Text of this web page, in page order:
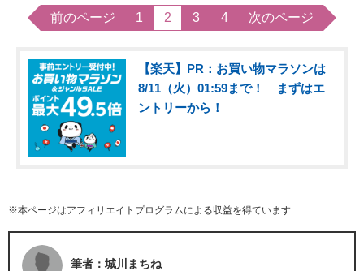
前のページ 1 2 3 4 次のページ
【楽天】PR：お買い物マラソンは
8/11（火）01:59まで！ まずはエ
ントリーから！
※本ページはアフィリエイトプログラムによる収益を得ています
筆者：城川まちね